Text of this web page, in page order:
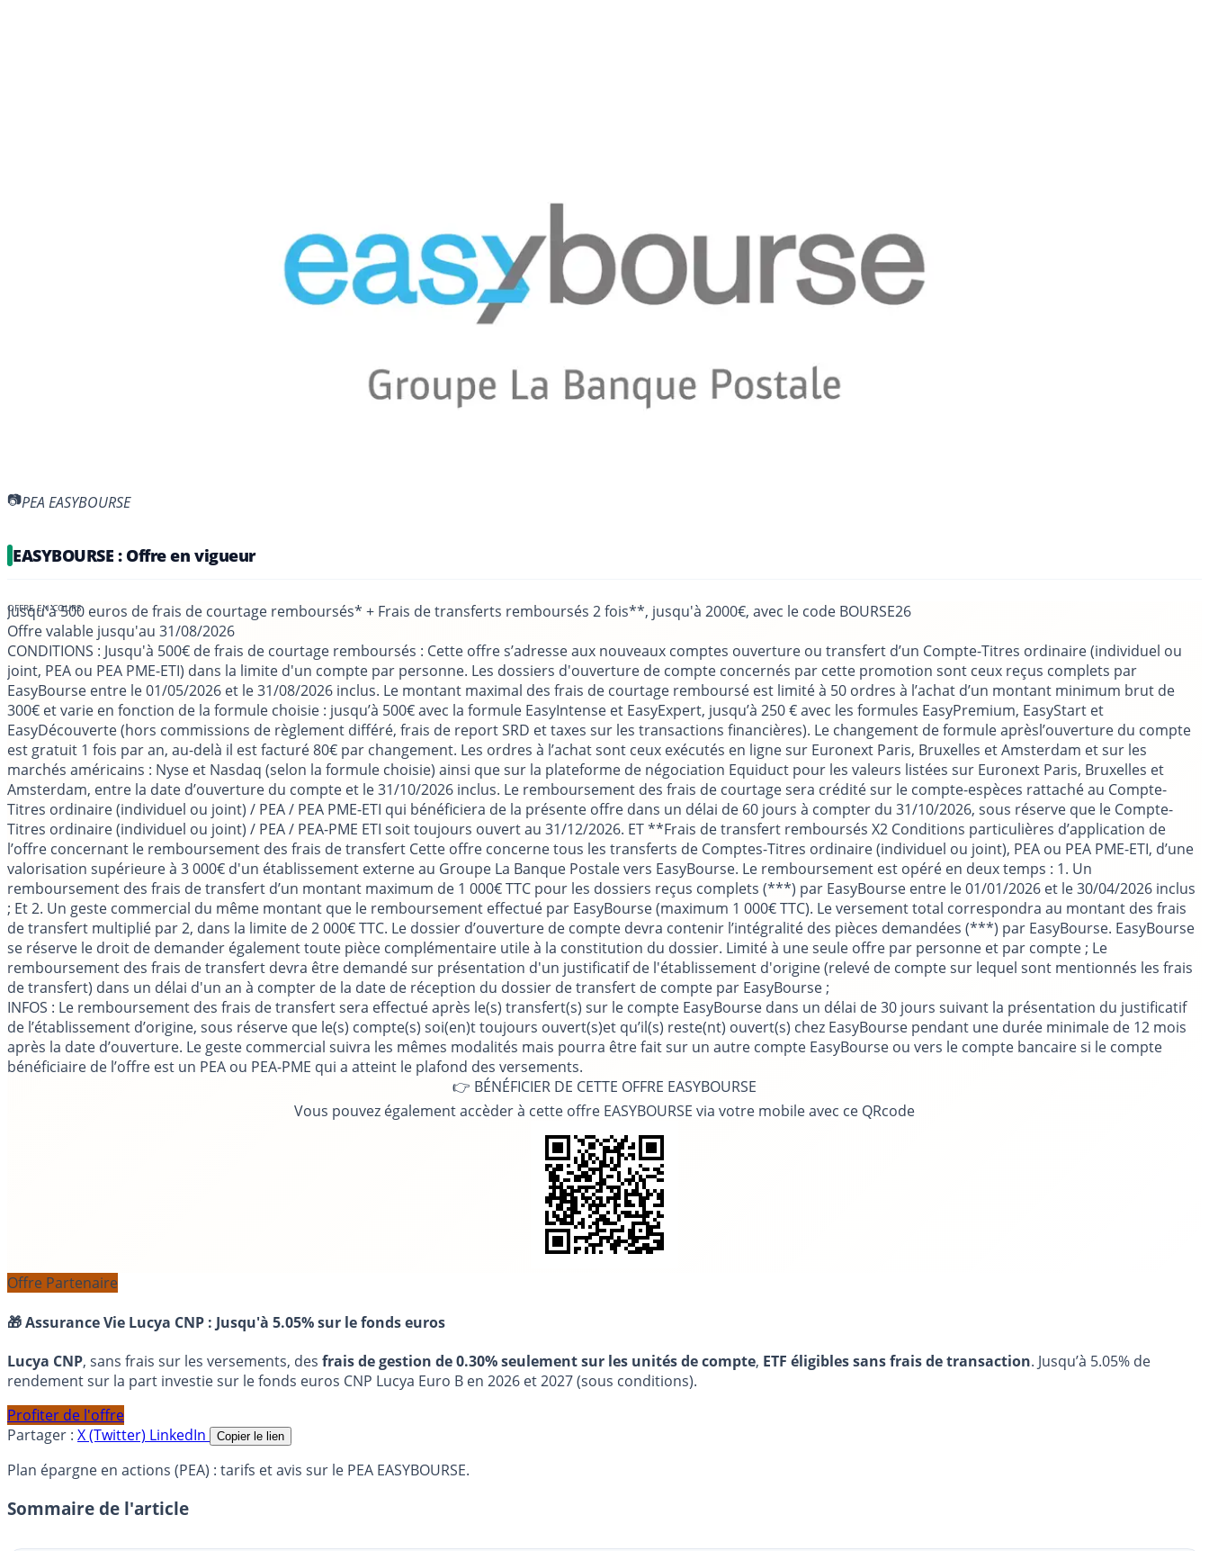
PEA EASYBOURSE
EASYBOURSE : Offre en vigueur
Jusqu'à 500 euros de frais de courtage remboursés* + Frais de transferts remboursés 2 fois**, jusqu'à 2000€, avec le code BOURSE26
Offre valable jusqu'au 31/08/2026
CONDITIONS : Jusqu'à 500€ de frais de courtage remboursés : Cette offre s’adresse aux nouveaux comptes ouverture ou transfert d’un Compte-Titres ordinaire (individuel ou
joint, PEA ou PEA PME-ETI) dans la limite d'un compte par personne. Les dossiers d'ouverture de compte concernés par cette promotion sont ceux reçus complets par
EasyBourse entre le 01/05/2026 et le 31/08/2026 inclus. Le montant maximal des frais de courtage remboursé est limité à 50 ordres à l’achat d’un montant minimum brut de
300€ et varie en fonction de la formule choisie : jusqu’à 500€ avec la formule EasyIntense et EasyExpert, jusqu’à 250 € avec les formules EasyPremium, EasyStart et
EasyDécouverte (hors commissions de règlement différé, frais de report SRD et taxes sur les transactions financières). Le changement de formule aprèsl’ouverture du compte
est gratuit 1 fois par an, au-delà il est facturé 80€ par changement. Les ordres à l’achat sont ceux exécutés en ligne sur Euronext Paris, Bruxelles et Amsterdam et sur les
marchés américains : Nyse et Nasdaq (selon la formule choisie) ainsi que sur la plateforme de négociation Equiduct pour les valeurs listées sur Euronext Paris, Bruxelles et
Amsterdam, entre la date d’ouverture du compte et le 31/10/2026 inclus. Le remboursement des frais de courtage sera crédité sur le compte-espèces rattaché au Compte-
Titres ordinaire (individuel ou joint) / PEA / PEA PME-ETI qui bénéficiera de la présente offre dans un délai de 60 jours à compter du 31/10/2026, sous réserve que le Compte-
Titres ordinaire (individuel ou joint) / PEA / PEA-PME ETI soit toujours ouvert au 31/12/2026. ET **Frais de transfert remboursés X2 Conditions particulières d’application de
l’offre concernant le remboursement des frais de transfert Cette offre concerne tous les transferts de Comptes-Titres ordinaire (individuel ou joint), PEA ou PEA PME-ETI, d’une
valorisation supérieure à 3 000€ d'un établissement externe au Groupe La Banque Postale vers EasyBourse. Le remboursement est opéré en deux temps : 1. Un
remboursement des frais de transfert d’un montant maximum de 1 000€ TTC pour les dossiers reçus complets (***) par EasyBourse entre le 01/01/2026 et le 30/04/2026 inclus
; Et 2. Un geste commercial du même montant que le remboursement effectué par EasyBourse (maximum 1 000€ TTC). Le versement total correspondra au montant des frais
de transfert multiplié par 2, dans la limite de 2 000€ TTC. Le dossier d’ouverture de compte devra contenir l’intégralité des pièces demandées (***) par EasyBourse. EasyBourse
se réserve le droit de demander également toute pièce complémentaire utile à la constitution du dossier. Limité à une seule offre par personne et par compte ; Le
remboursement des frais de transfert devra être demandé sur présentation d'un justificatif de l'établissement d'origine (relevé de compte sur lequel sont mentionnés les frais
de transfert) dans un délai d'un an à compter de la date de réception du dossier de transfert de compte par EasyBourse ;
INFOS : Le remboursement des frais de transfert sera effectué après le(s) transfert(s) sur le compte EasyBourse dans un délai de 30 jours suivant la présentation du justificatif
de l’établissement d’origine, sous réserve que le(s) compte(s) soi(en)t toujours ouvert(s)et qu’il(s) reste(nt) ouvert(s) chez EasyBourse pendant une durée minimale de 12 mois
après la date d’ouverture. Le geste commercial suivra les mêmes modalités mais pourra être fait sur un autre compte EasyBourse ou vers le compte bancaire si le compte
bénéficiaire de l’offre est un PEA ou PEA-PME qui a atteint le plafond des versements.
👉 BÉNÉFICIER DE CETTE OFFRE EASYBOURSE
Vous pouvez également accèder à cette offre EASYBOURSE via votre mobile avec ce QRcode
Offre Partenaire
🎁 Assurance Vie Lucya CNP : Jusqu'à 5.05% sur le fonds euros
Lucya CNP, sans frais sur les versements, des frais de gestion de 0.30% seulement sur les unités de compte, ETF éligibles sans frais de transaction. Jusqu’à 5.05% de
rendement sur la part investie sur le fonds euros CNP Lucya Euro B en 2026 et 2027 (sous conditions).
Profiter de l'offre
Partager : X (Twitter) LinkedIn Copier le lien
Plan épargne en actions (PEA) : tarifs et avis sur le PEA EASYBOURSE.
Sommaire de l'article